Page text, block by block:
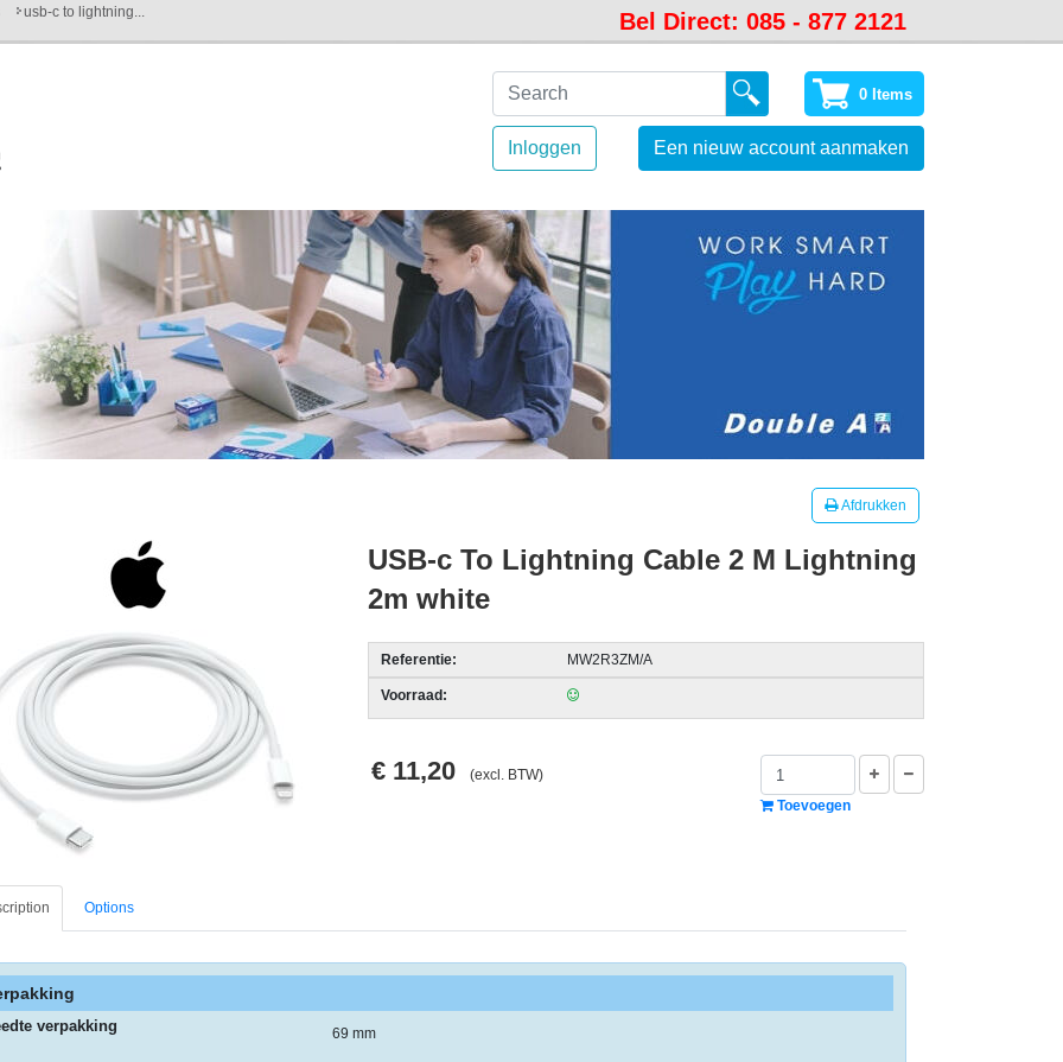
usb-c to lightning... Bel Direct: 085 - 877 2121
0 Items
Inloggen Een nieuw account aanmaken
Afdrukken
USB-c To Lightning Cable 2 M Lightning
2m white
Referentie: MW2R3ZM/A
Voorraad:
€ 11,20(excl. BTW)
Toevoegen
Options
verpakking 69 mm